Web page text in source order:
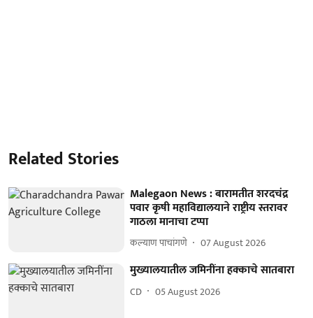
Related Stories
Malegaon News : बारामतीत शरदचंद्र
पवार कृषी महाविद्यालयाने राष्ट्रीय स्तरावर
गाठला मानाचा टप्पा
कल्याण पाचांगणे 07 August 2026
मुख्यालयातील जमिनींना हक्काचे सातबारा
CD 05 August 2026